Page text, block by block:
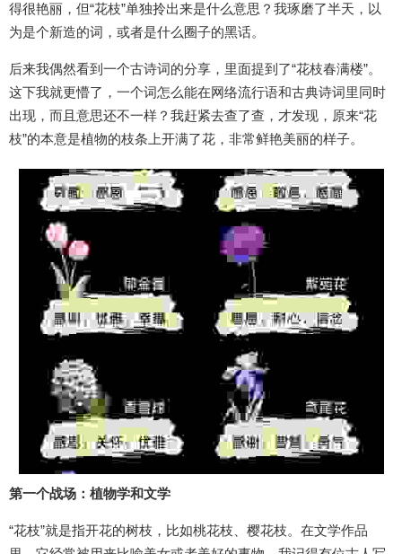
得很艳丽，但“花枝”单独拎出来是什么意思？我琢磨了半天，以
为是个新造的词，或者是什么圈子的黑话。
后来我偶然看到一个古诗词的分享，里面提到了“花枝春满楼”。
这下我就更懵了，一个词怎么能在网络流行语和古典诗词里同时
出现，而且意思还不一样？我赶紧去查了查，才发现，原来“花
枝”的本意是植物的枝条上开满了花，非常鲜艳美丽的样子。
第一个战场：植物学和文学
“花枝”就是指开花的树枝，比如桃花枝、樱花枝。在文学作品